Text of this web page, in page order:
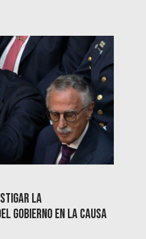
la
Gobierno en la causa